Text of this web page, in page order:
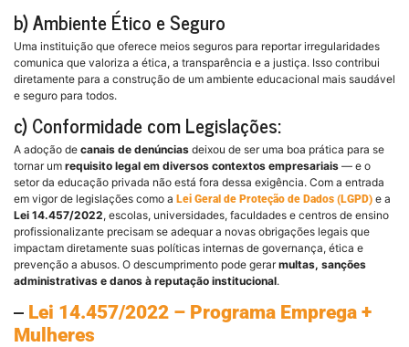
b) Ambiente Ético e Seguro
Uma instituição que oferece meios seguros para reportar irregularidades
comunica que valoriza a ética, a transparência e a justiça. Isso contribui
diretamente para a construção de um ambiente educacional mais saudável
e seguro para todos.
c) Conformidade com Legislações:
A adoção de canais de denúncias deixou de ser uma boa prática para se
tornar um requisito legal em diversos contextos empresariais — e o
setor da educação privada não está fora dessa exigência. Com a entrada
em vigor de legislações como a Lei Geral de Proteção de Dados (LGPD) e a
Lei 14.457/2022, escolas, universidades, faculdades e centros de ensino
profissionalizante precisam se adequar a novas obrigações legais que
impactam diretamente suas políticas internas de governança, ética e
prevenção a abusos. O descumprimento pode gerarmultas, sanções
administrativas e danos à reputação institucional.
– Lei 14.457/2022 – Programa Emprega +
Mulheres